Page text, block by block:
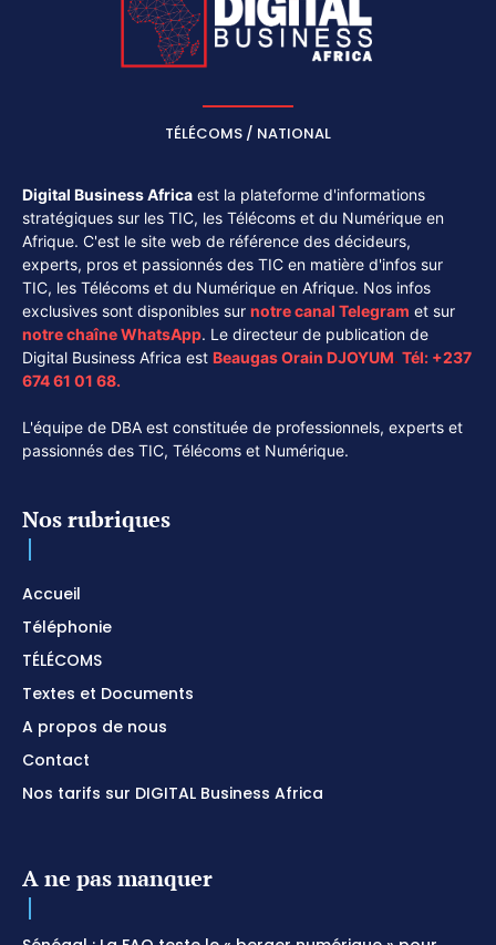
TÉLÉCOMS / NATIONAL
Digital Business Africa est la plateforme d'informations
stratégiques sur les TIC, les Télécoms et du Numérique en
Afrique. C'est le site web de référence des décideurs,
experts, pros et passionnés des TIC en matière d'infos sur
TIC, les Télécoms et du Numérique en Afrique. Nos infos
exclusives sont disponibles sur notre canal Telegram et sur
notre chaîneWhatsApp. Le directeur de publication de
Digital Business Africa est Beaugas Orain DJOYUM. Tél: +237
674 61 01 68.
L'équipe de DBA est constituée de professionnels, experts et
passionnés des TIC, Télécoms et Numérique.
Nos rubriques
Accueil
Téléphonie
TÉLÉCOMS
Textes et Documents
A propos de nous
Contact
Nos tarifs sur DIGITAL Business Africa
A ne pas manquer